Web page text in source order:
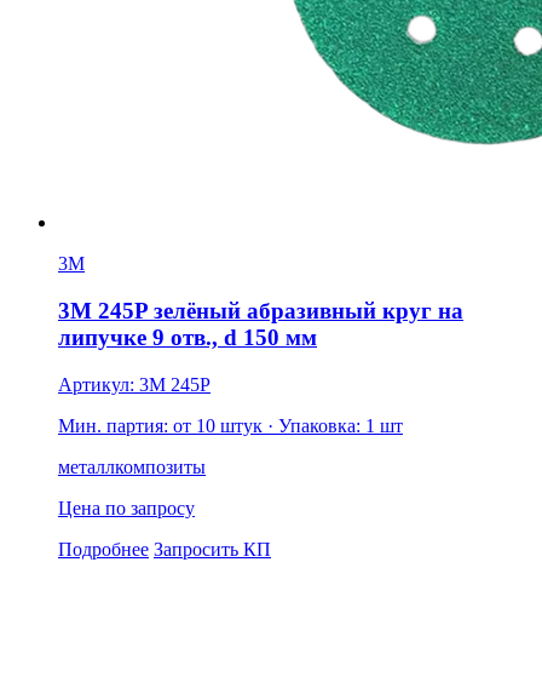
3M
3M 245P зелёный абразивный круг на
липучке 9 отв., d 150 мм
Артикул: 3M 245P
Мин. партия: от 10 штук · Упаковка: 1 шт
металлкомпозиты
Цена по запросу
Подробнее Запросить КП